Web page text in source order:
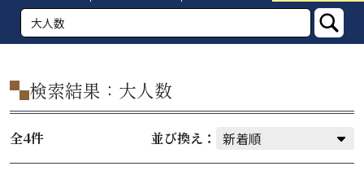
検索結果：大人数
全4件 並び換え：